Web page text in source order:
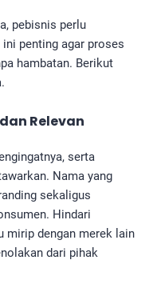
pebisnis perlu
penting agar proses
hambatan. Berikut
Relevan
serta
Nama yang
sekaligus
Hindari
mirip dengan merek lain
dari pihak